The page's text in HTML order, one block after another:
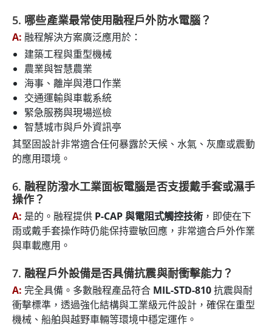
5. 哪些產業最常使用融程戶外防水電腦？
A: 融程解決方案廣泛應用於：
建築工程與重型機械
農業與智慧農業
海事、離岸與港口作業
交通運輸與車載系統
緊急服務與現場巡檢
智慧城市與戶外資訊亭
其堅固設計非常適合任何暴露於天候、水氣、灰塵或震動
的應用環境。
6. 融程防潑水工業面板電腦是否支援戴手套或濕手
操作？
A: 是的。融程提供 P-CAP 與電阻式觸控技術 ，即使在下
雨或戴手套操作時仍能保持靈敏回應，非常適合戶外作業
與車載應用。
7. 融程戶外設備是否具備抗震與耐衝擊能力？
A: 完全具備。多數融程產品符合 MIL-STD-810抗震與耐
衝擊標準，透過強化結構與工業級元件設計，確保在重型
機械、船舶與越野車輛等環境中穩定運作。